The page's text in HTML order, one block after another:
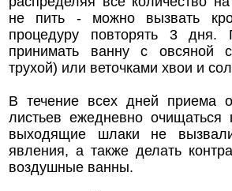
не пить - можно вызвать
процедуру повторять 3 дня.
принимать ванну с овсяной
трухой) или веточками хвои и
В течение всех дней приема
листьев ежедневно очищаться
выходящие шлаки не вызвали
явления, а также делать
воздушные ванны.